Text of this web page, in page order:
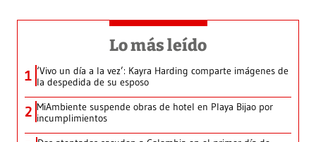
Lo más leído
1 ‘Vivo un día a la vez’: Kayra Harding comparte imágenes de
la despedida de su esposo
2 MiAmbiente suspende obras de hotel en Playa Bijao por
incumplimientos